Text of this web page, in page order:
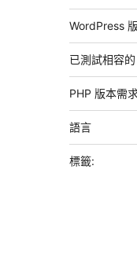
WordPress
已測試相容
PHP 版本需
語言
標籤: